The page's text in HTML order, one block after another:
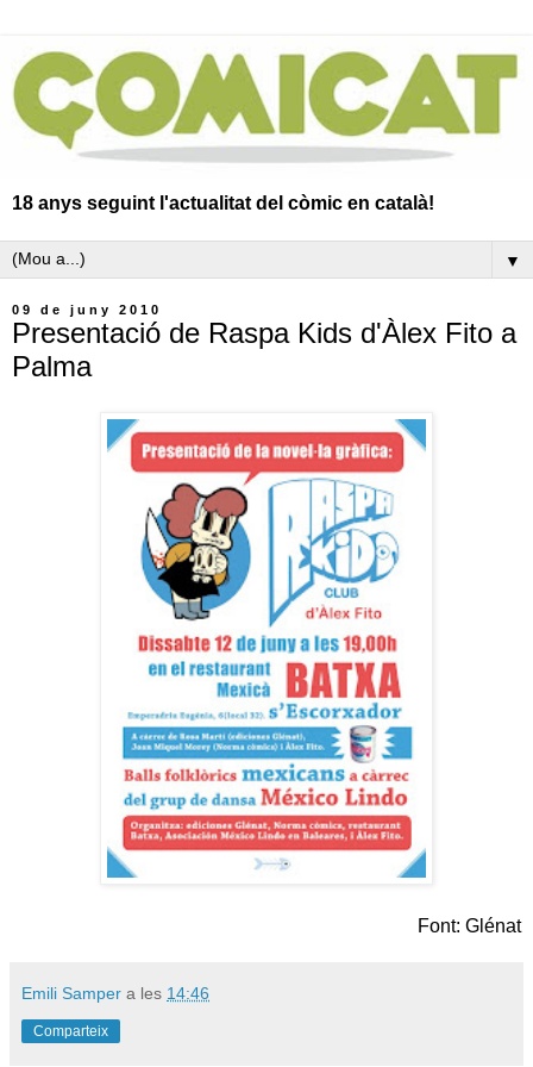
18 anys seguint l'actualitat del còmic en català!
▼
09 de juny 2010
Presentació de Raspa Kids d'Àlex Fito a
Palma
Font: Glénat
Emili Samper a les 14:46
Comparteix